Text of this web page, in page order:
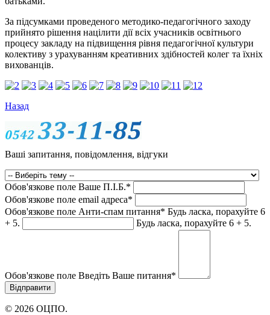
За підсумками проведеного методико-педагогічного заходу
прийнято рішення націлити дії всіх учасників освітнього
процесу закладу на підвищення рівня педагогічної культури
колективу з урахуванням креативних здібностей колег та їхніх
вихованців.
Назад
Ваші запитання, повідомлення, відгуки
Обов'язкове поле Ваше П.I.Б.*
Обов'язкове поле email адреса*
Обов'язкове поле Анти-спам питання* Будь ласка, порахуйте 6
+ 5.
Будь ласка, порахуйте 6 + 5.
Обов'язкове поле Введіть Ваше питання*
© 2026 ОЦПО.